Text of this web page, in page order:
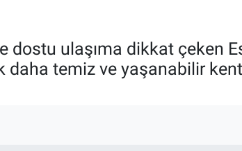
dostu ulaşıma dikkat çeken
temiz ve yaşanabilir